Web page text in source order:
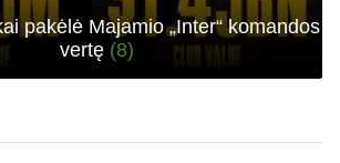
pakėlė Majamio „Inter“ komandos
vertę (8)